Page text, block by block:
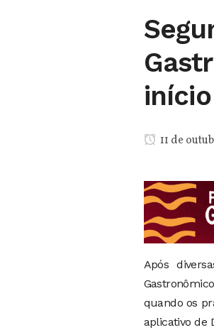
11 de
Após
quando os
aplicativo de